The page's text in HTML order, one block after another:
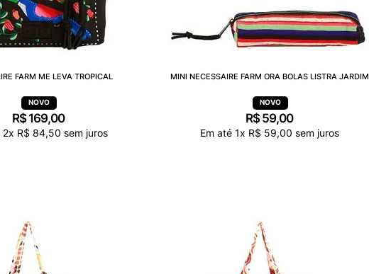
FARM ME LEVA TROPICAL
R$ 169,00
2x R$ 84,50 sem juros
MINI NECESSAIRE FARM ORA BOLAS LISTRA JARDIM
R$59,00
Em até 1x R$ 59,00 sem juros